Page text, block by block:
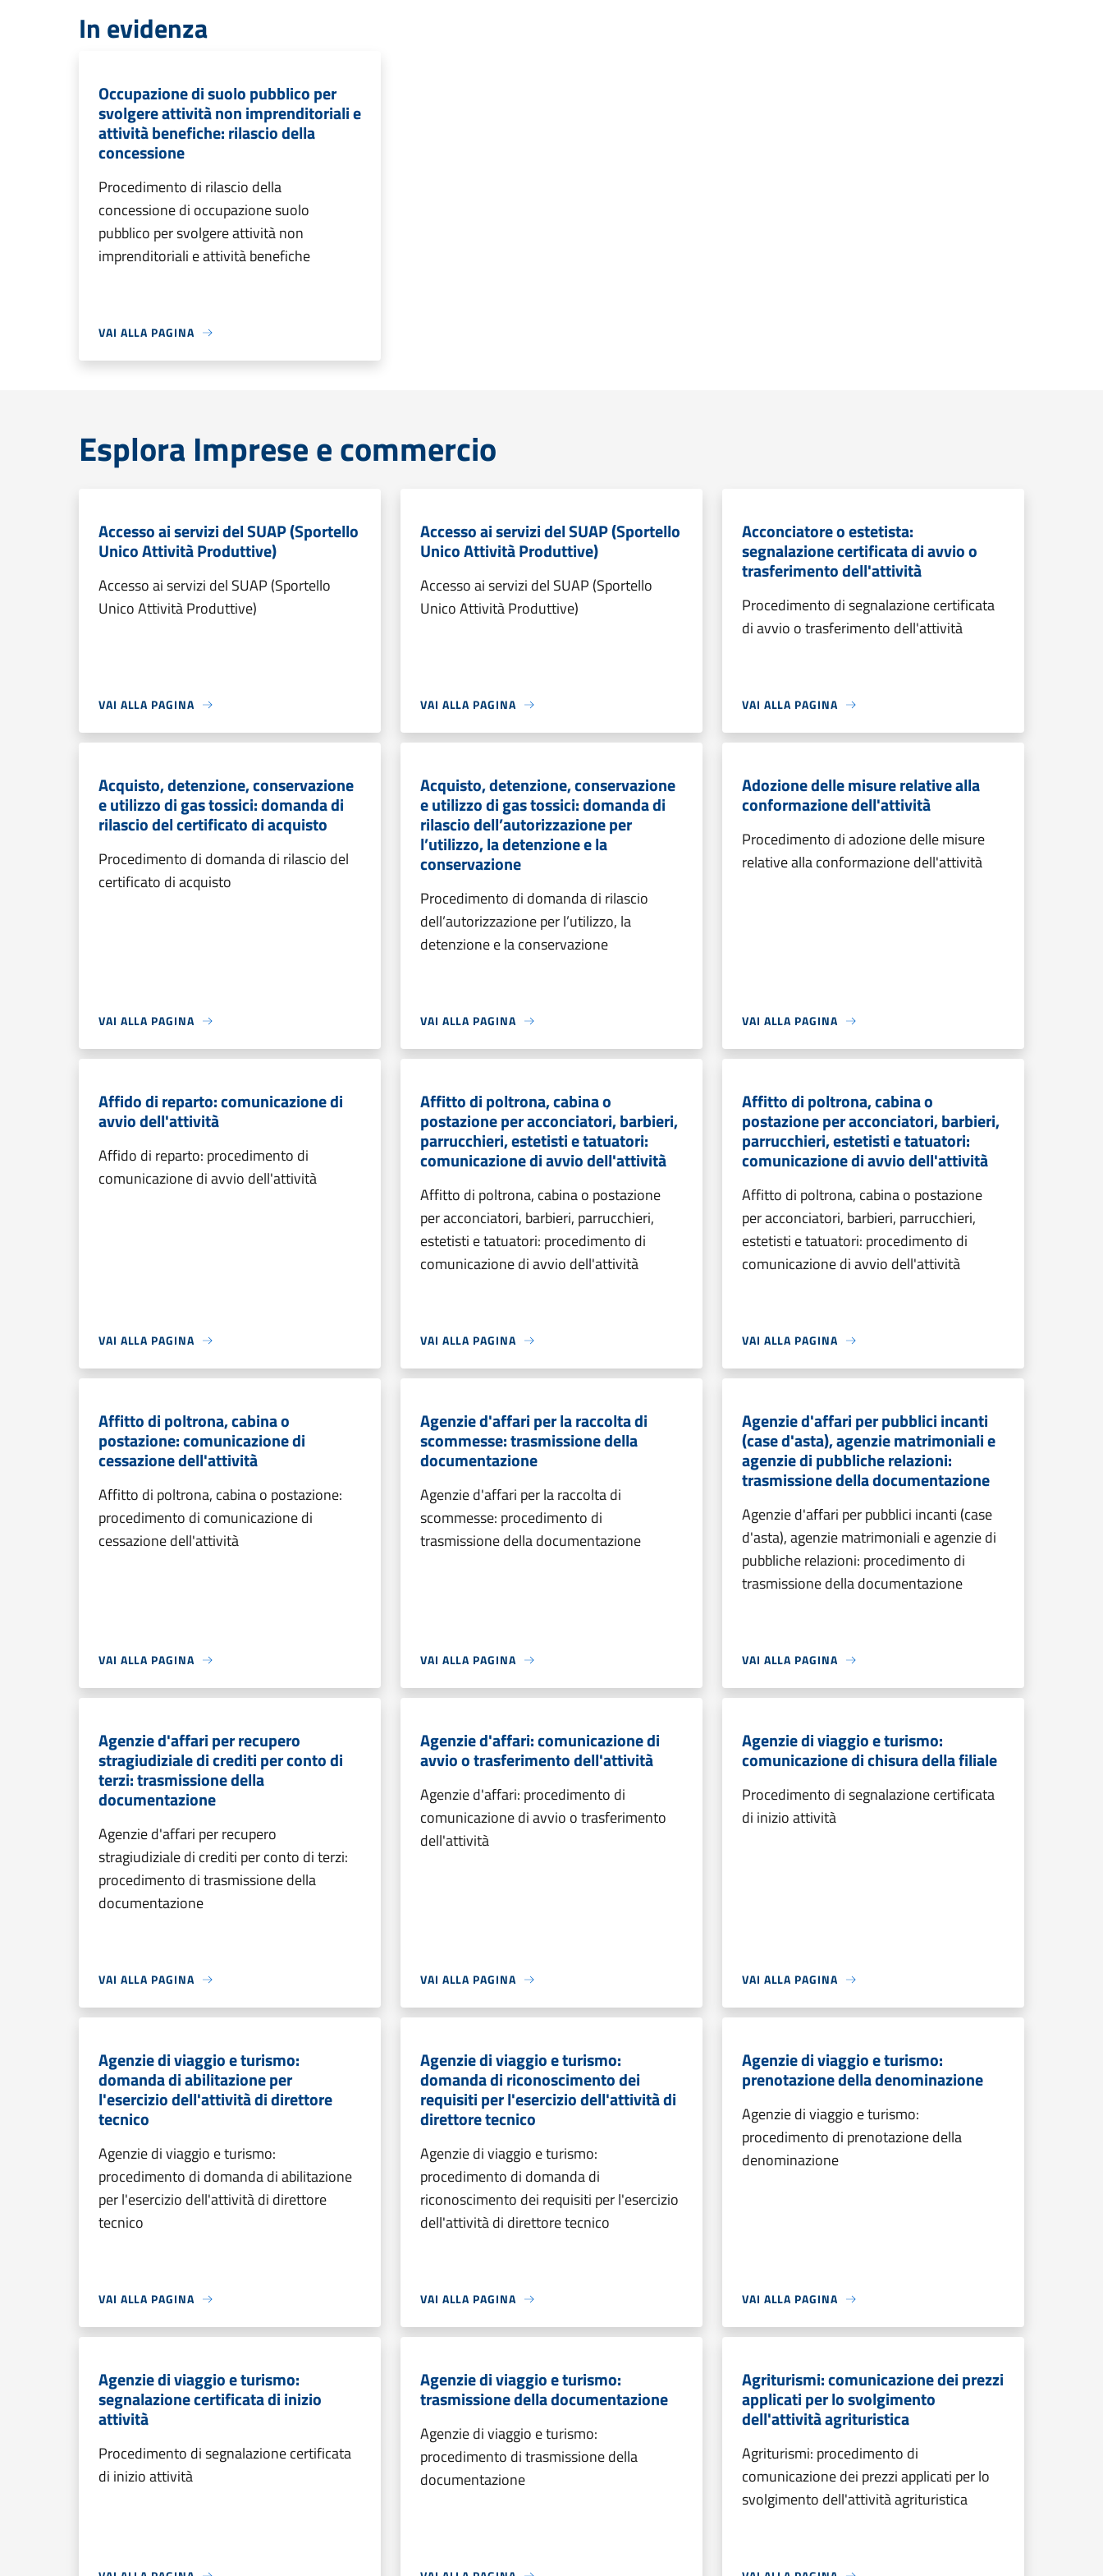
In evidenza
Occupazione di suolo pubblico per
svolgere attività non imprenditoriali e
attività benefiche: rilascio della
concessione
Procedimento di rilascio della
concessione di occupazione suolo
pubblico per svolgere attività non
imprenditoriali e attività benefiche
VAI ALLA PAGINA
Esplora Imprese e commercio
Accesso ai servizi del SUAP (Sportello
Unico Attività Produttive)
Accesso ai servizi del SUAP (Sportello
Unico Attività Produttive)
VAI ALLA PAGINA
Accesso ai servizi del SUAP (Sportello
Unico Attività Produttive)
Accesso ai servizi del SUAP (Sportello
Unico Attività Produttive)
VAI ALLA PAGINA
Acconciatore o estetista:
segnalazione certificata di avvio o
trasferimento dell'attività
Procedimento di segnalazione certificata
di avvio o trasferimento dell'attività
VAI ALLA PAGINA
Acquisto, detenzione, conservazione
e utilizzo di gas tossici: domanda di
rilascio del certificato di acquisto
Procedimento di domanda di rilascio del
certificato di acquisto
VAI ALLA PAGINA
Acquisto, detenzione, conservazione
e utilizzo di gas tossici: domanda di
rilascio dell’autorizzazione per
l’utilizzo, la detenzione e la
conservazione
Procedimento di domanda di rilascio
dell’autorizzazione per l’utilizzo, la
detenzione e la conservazione
VAI ALLA PAGINA
Adozione delle misure relative alla
conformazione dell'attività
Procedimento di adozione delle misure
relative alla conformazione dell'attività
VAI ALLA PAGINA
Affido di reparto: comunicazione di
avvio dell'attività
Affido di reparto: procedimento di
comunicazione di avvio dell'attività
VAI ALLA PAGINA
Affitto di poltrona, cabina o
postazione per acconciatori, barbieri,
parrucchieri, estetisti e tatuatori:
comunicazione di avvio dell'attività
Affitto di poltrona, cabina o postazione
per acconciatori, barbieri, parrucchieri,
estetisti e tatuatori: procedimento di
comunicazione di avvio dell'attività
VAI ALLA PAGINA
Affitto di poltrona, cabina o
postazione per acconciatori, barbieri,
parrucchieri, estetisti e tatuatori:
comunicazione di avvio dell'attività
Affitto di poltrona, cabina o postazione
per acconciatori, barbieri, parrucchieri,
estetisti e tatuatori: procedimento di
comunicazione di avvio dell'attività
VAI ALLA PAGINA
Affitto di poltrona, cabina o
postazione: comunicazione di
cessazione dell'attività
Affitto di poltrona, cabina o postazione:
procedimento di comunicazione di
cessazione dell'attività
VAI ALLA PAGINA
Agenzie d'affari per la raccolta di
scommesse: trasmissione della
documentazione
Agenzie d'affari per la raccolta di
scommesse: procedimento di
trasmissione della documentazione
VAI ALLA PAGINA
Agenzie d'affari per pubblici incanti
(case d'asta), agenzie matrimoniali e
agenzie di pubbliche relazioni:
trasmissione della documentazione
Agenzie d'affari per pubblici incanti (case
d'asta), agenzie matrimoniali e agenzie di
pubbliche relazioni: procedimento di
trasmissione della documentazione
VAI ALLA PAGINA
Agenzie d'affari per recupero
stragiudiziale di crediti per conto di
terzi: trasmissione della
documentazione
Agenzie d'affari per recupero
stragiudiziale di crediti per conto di terzi:
procedimento di trasmissione della
documentazione
VAI ALLA PAGINA
Agenzie d'affari: comunicazione di
avvio o trasferimento dell'attività
Agenzie d'affari: procedimento di
comunicazione di avvio o trasferimento
dell'attività
VAI ALLA PAGINA
Agenzie di viaggio e turismo:
comunicazione di chisura della filiale
Procedimento di segnalazione certificata
di inizio attività
VAI ALLA PAGINA
Agenzie di viaggio e turismo:
domanda di abilitazione per
l'esercizio dell'attività di direttore
tecnico
Agenzie di viaggio e turismo:
procedimento di domanda di abilitazione
per l'esercizio dell'attività di direttore
tecnico
VAI ALLA PAGINA
Agenzie di viaggio e turismo:
domanda di riconoscimento dei
requisiti per l'esercizio dell'attività di
direttore tecnico
Agenzie di viaggio e turismo:
procedimento di domanda di
riconoscimento dei requisiti per l'esercizio
dell'attività di direttore tecnico
VAI ALLA PAGINA
Agenzie di viaggio e turismo:
prenotazione della denominazione
Agenzie di viaggio e turismo:
procedimento di prenotazione della
denominazione
VAI ALLA PAGINA
Agenzie di viaggio e turismo:
segnalazione certificata di inizio
attività
Procedimento di segnalazione certificata
di inizio attività
Agenzie di viaggio e turismo:
trasmissione della documentazione
Agenzie di viaggio e turismo:
procedimento di trasmissione della
documentazione
Agriturismi: comunicazione dei prezzi
applicati per lo svolgimento
dell'attività agrituristica
Agriturismi: procedimento di
comunicazione dei prezzi applicati per lo
svolgimento dell'attività agrituristica